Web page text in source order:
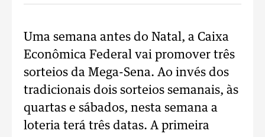
Uma semana antes do Natal, a Caixa
Econômica Federal vai promover três
sorteios da Mega-Sena. Ao invés dos
tradicionais dois sorteios semanais, às
quartas e sábados, nesta semana a
loteria terá três datas. A primeira